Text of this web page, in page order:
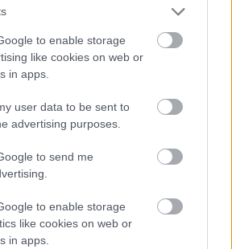
to enable storage
like cookies on web or
in apps.
user data to be sent to
advertising purposes.
to send me
to enable storage
like cookies on web or
in apps.
ülhetett.
kerülte el a tragédia a
az újonc Roland Ratzenberger
levált egy darab és
A következő körben a
és beszorult az autó alá,
300 km/h feletti sebességgel
a Gilles Villeneuve-ről
Ratzenberger koponyatörést
meghalt, bár a protokoll szerint
után állapíthatták meg a